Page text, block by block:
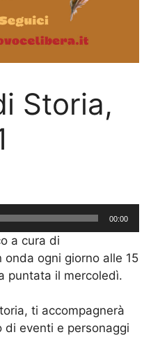
Storia,
00:00
a cura di
onda ogni giorno alle 15
puntata il mercoledì.
ti accompagnerà
di eventi e personaggi